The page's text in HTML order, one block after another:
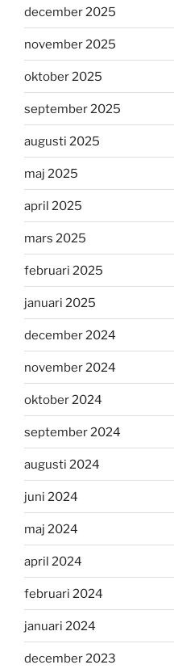
december 2025
november 2025
oktober 2025
september 2025
augusti 2025
maj 2025
april 2025
mars 2025
februari 2025
januari 2025
december 2024
november 2024
oktober 2024
september 2024
augusti 2024
juni 2024
maj 2024
april 2024
februari 2024
januari 2024
december 2023